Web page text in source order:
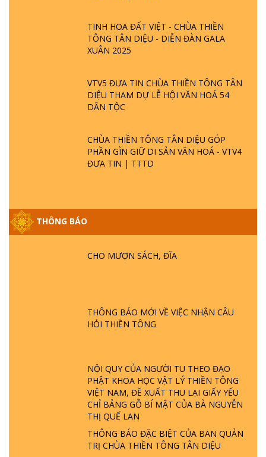
TINH HOA ĐẤT VIỆT - CHÙA THIỀN
TÔNG TÂN DIỆU - DIỄN ĐÀN GALA
XUÂN 2025
VTV5 ĐƯA TIN CHÙA THIỀN TÔNG TÂN
DIỆU THAM DỰ LỄ HỘI VĂN HOÁ 54
DÂN TỘC
CHÙA THIỀN TÔNG TÂN DIỆU GÓP
PHẦN GÌN GIỮ DI SẢN VĂN HOÁ - VTV4
ĐƯA TIN | TTTD
THÔNG BÁO
CHO MƯỢN SÁCH, ĐĨA
THÔNG BÁO MỚI VỀ VIỆC NHẬN CÂU
HỎI THIỀN TÔNG
NỘI QUY CỦA NGƯỜI TU THEO ĐẠO
PHẬT KHOA HỌC VẬT LÝ THIỀN TÔNG
VIỆT NAM, ĐỀ XUẤT THU LẠI GIẤY YẾU
CHỈ BẢNG GỖ BÍ MẬT CỦA BÀ NGUYỄN
THỊ QUẾ LAN
THÔNG BÁO ĐẶC BIỆT CỦA BAN QUẢN
TRỊ CHÙA THIỀN TÔNG TÂN DIỆU
PHẬT KHÔNG NÓI? HỘI LONG HOA LÀ
ĐƯỢC HÌNH THÀNH NHƯ THẾ NÀO?
PHẬT GIỚI CÓ THỜI GIAN KHÔNG? |
ĐÂU? ĐỊA NGỤC Ở ĐÂU? ĐỨC CHÚA TRỜI
LÀ AI? QUỶ SA TĂNG? | TTTD
GIẢI ĐÁP THIỀN TÔNG ĐẶC BIỆT P22 - TẠI
SAO TRÁI ĐẤT NHIỀU THIÊN TAI - LŨ LỤT
- HỎA HOẠN | TTTD